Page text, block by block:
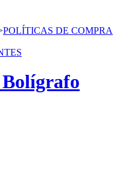
POLÍTICAS DE COMPRA